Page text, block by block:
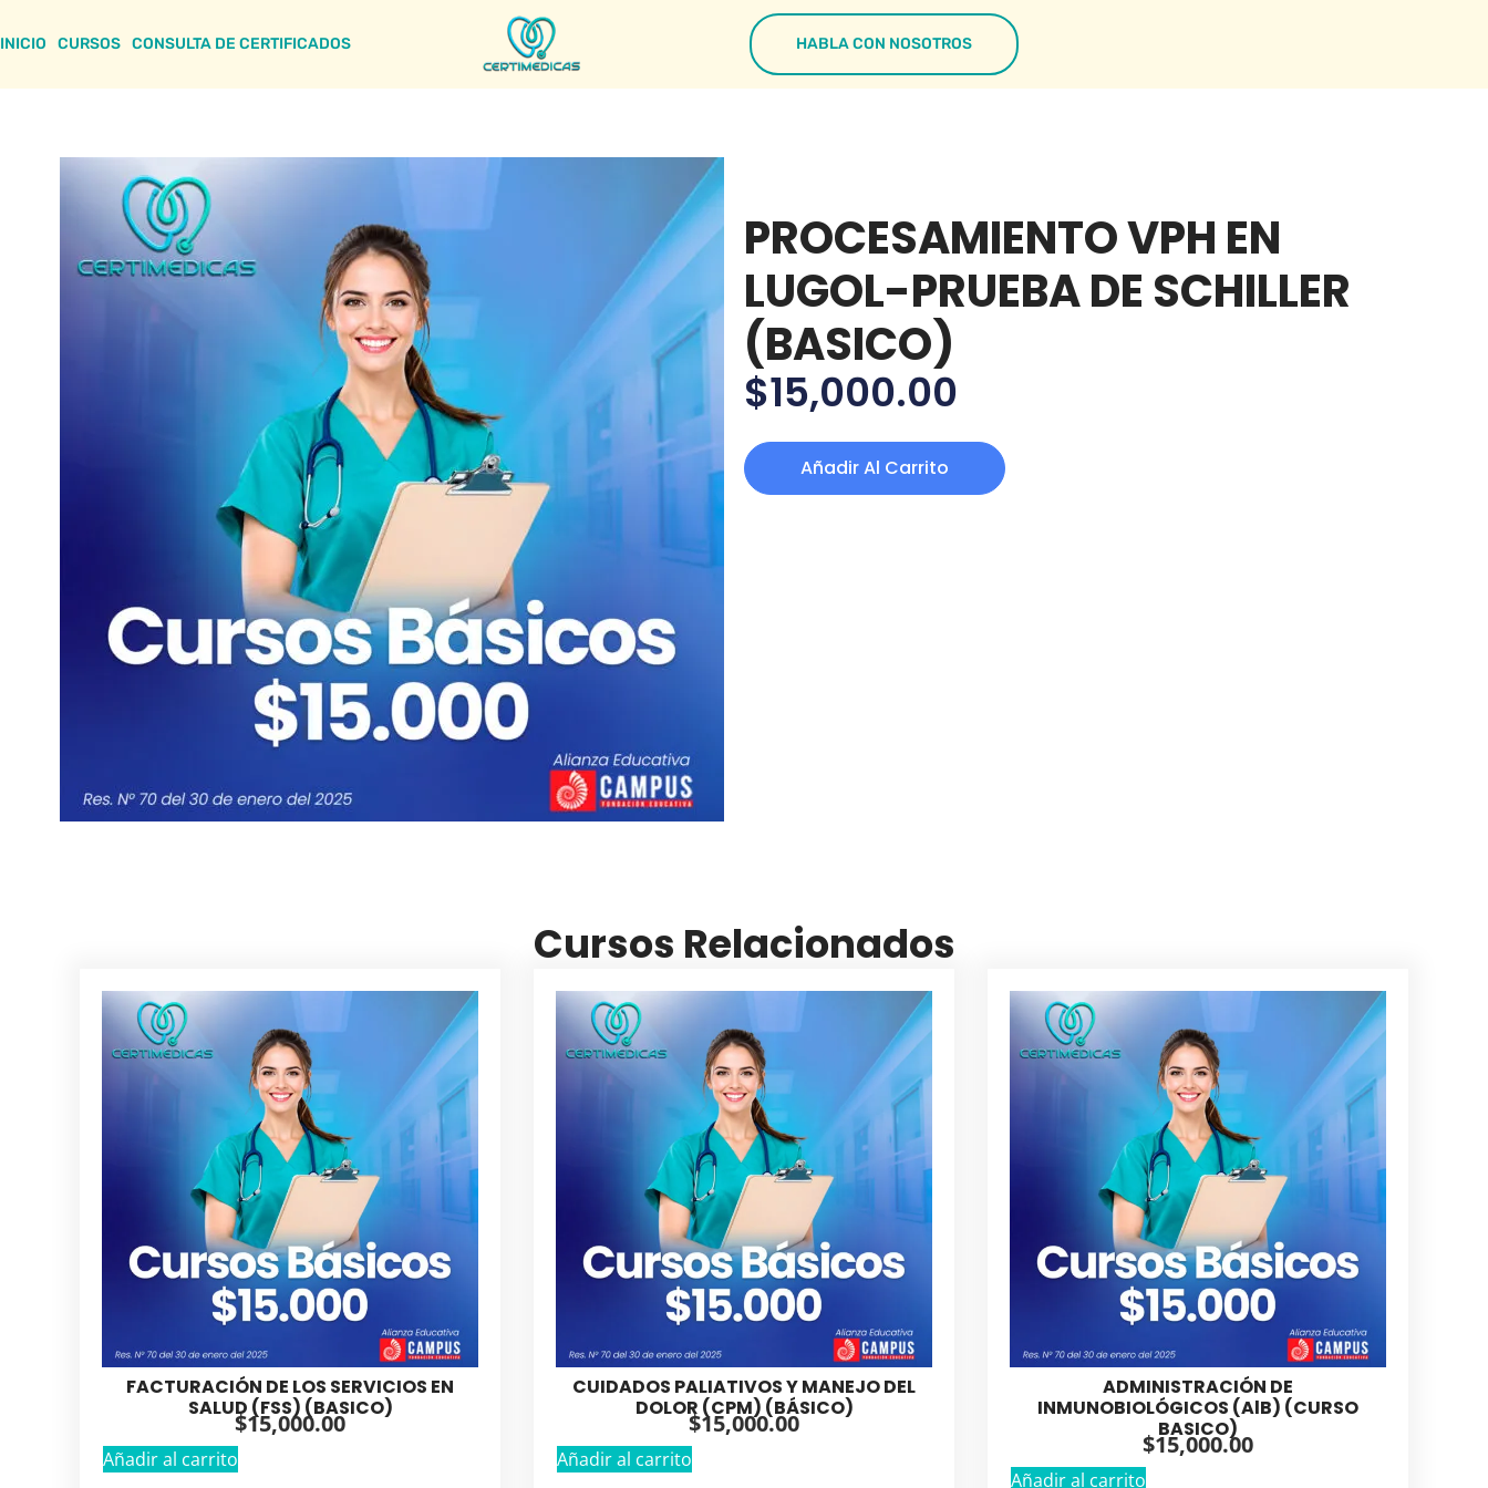
INICIO CURSOS CONSULTA DE CERTIFICADOS HABLA CON NOSOTROS
PROCESAMIENTO VPH EN
LUGOL-PRUEBA DE SCHILLER
(BASICO)
$15,000.00
Añadir Al Carrito
Cursos Relacionados
FACTURACIÓN DE LOS SERVICIOS EN
SALUD (FSS) (BASICO)
$15,000.00
Añadir al carrito
CUIDADOS PALIATIVOS Y MANEJO DEL
DOLOR (CPM) (BÁSICO)
$15,000.00
Añadir al carrito
ADMINISTRACIÓN DE
INMUNOBIOLÓGICOS (AlB) (CURSO
BASICO)
$15,000.00
Añadir al carrito